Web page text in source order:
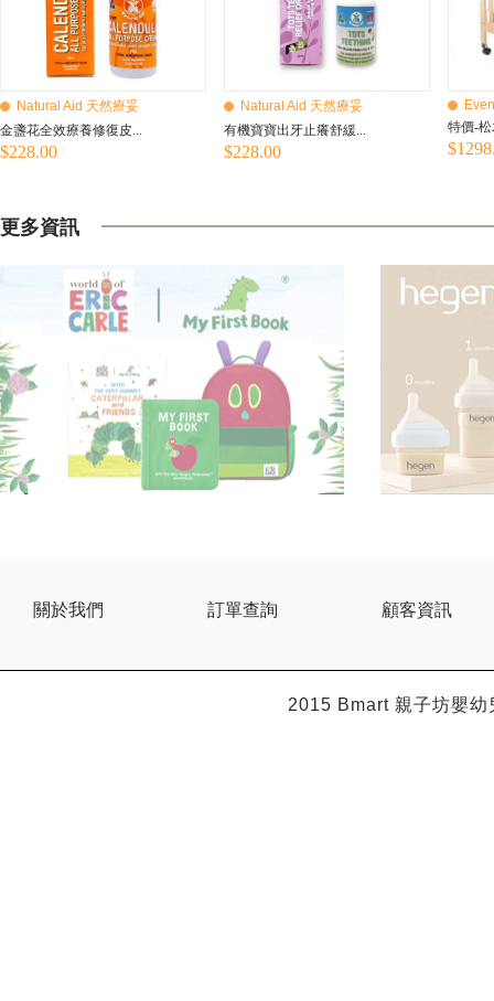
Natural Aid 天然療妥
金盞花全效療養修復皮...
$228.00
Natural Aid 天然療妥
有機寶寶出牙止癢舒緩...
$228.00
特價-
更多資訊
關於我們 訂單查詢 顧客資訊
2015 Bmart親子坊嬰幼